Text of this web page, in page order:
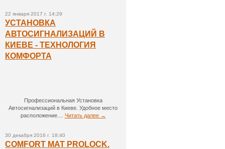
22 января 2017 г. 14:29
УСТАНОВКА
АВТОСИГНАЛИЗАЦИЙ В
КИЕВЕ - ТЕХНОЛОГИЯ
КОМФОРТА
Профессиональная Установка
Автосигнализаций в Киеве. Удобное место
расположение.... Читать далее →
30 декабря 2016 г. 18:40
COMFORT MAT PROLOCK.